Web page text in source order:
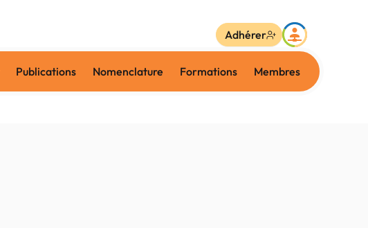
Publications Nomenclature Formations Membres
Adhérer